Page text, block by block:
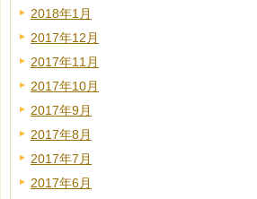
2018年1月
2017年12月
2017年11月
2017年10月
2017年9月
2017年8月
2017年7月
2017年6月